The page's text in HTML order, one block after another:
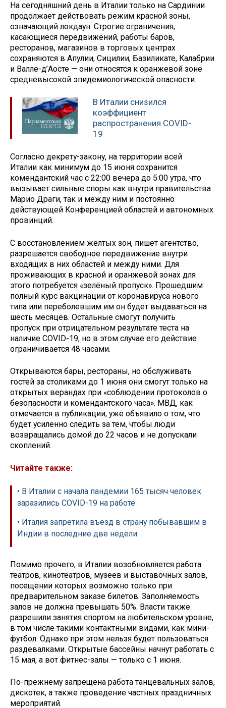
На сегодняшний день в Италии только на Сардинии
продолжает действовать режим красной зоны,
означающий локдаун. Строгие ограничения,
касающиеся передвижений, работы баров,
ресторанов, магазинов в торговых центрах
сохраняются в Апулии, Сицилии, Базиликате, Калабрии
и Валле-д’Аосте — они относятся к оранжевой зоне
средневысокой эпидемиологической опасности.
В Италии снизился
коэффициент
распространения COVID-
19
Согласно декрету-закону, на территории всей
Италии как минимум до 15 июня сохранится
комендантский час с 22:00 вечера до 5:00 утра, что
вызывает сильные споры как внутри правительства
Марио Драги, так и между ним и постоянно
действующей Конференцией областей и автономных
провинций.
С восстановлением жёлтых зон, пишет агентство,
разрешается свободное передвижение внутри
входящих в них областей и между ними. Для
проживающих в красной и оранжевой зонах для
этого потребуется «зелёный пропуск». Прошедшим
полный курс вакцинации от коронавируса нового
типа или переболевшим им он будет выдаваться на
шесть месяцев. Остальные смогут получить
пропуск при отрицательном результате теста на
наличие COVID-19, но в этом случае его действие
ограничивается 48 часами.
Открываются бары, рестораны, но обслуживать
гостей за столиками до 1 июня они смогут только на
открытых верандах при «соблюдении протоколов о
безопасности и комендантского часа». МВД, как
отмечается в публикации, уже объявило о том, что
будет усиленно следить за тем, чтобы люди
возвращались домой до 22 часов и не допускали
скоплений.
Читайте также:
• В Италии с начала пандемии 165 тысяч человек
заразились COVID-19 на работе
• Италия запретила въезд в страну побывавшим в
Индии в последние две недели
Помимо прочего, в Италии возобновляется работа
театров, кинотеатров, музеев и выставочных залов,
посещении которых возможно только при
предварительном заказе билетов. Заполняемость
залов не должна превышать 50%. Власти также
разрешили занятия спортом на любительском уровне,
в том числе такими контактными видами, как мини-
футбол. Однако при этом нельзя будет пользоваться
раздевалками. Открытые бассейны начнут работать с
15 мая, а вот фитнес-залы — только с 1 июня.
По-прежнему запрещена работа танцевальных залов,
дискотек, а также проведение частных праздничных
мероприятий.